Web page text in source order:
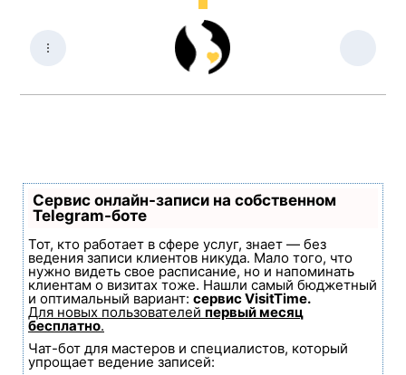
Сервис онлайн-записи на собственном
Telegram-боте
Тот, кто работает в сфере услуг, знает — без
ведения записи клиентов никуда. Мало того, что
нужно видеть свое расписание, но и напоминать
клиентам о визитах тоже. Нашли самый бюджетный
и оптимальный вариант: сервис VisitTime.
Для новых пользователей первый месяц
бесплатно.
Чат-бот для мастеров и специалистов, который
упрощает ведение записей: